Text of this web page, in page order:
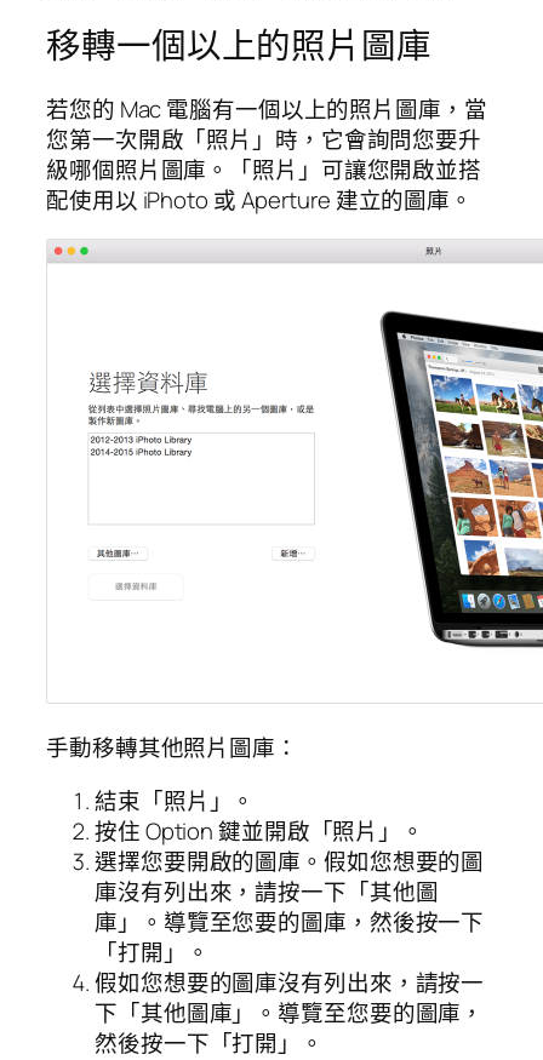
移轉一個以上的照片圖庫
若您的 Mac 電腦有一個以上的照片圖庫，當
您第一次開啟「照片」時，它會詢問您要升
級哪個照片圖庫。「照片」可讓您開啟並搭
配使用以 iPhoto 或 Aperture 建立的圖庫。
手動移轉其他照片圖庫：
結束「照片」。
按住 Option 鍵並開啟「照片」。
選擇您要開啟的圖庫。假如您想要的圖
庫沒有列出來，請按一下「其他圖
庫」。導覽至您要的圖庫，然後按一下
「打開」。
假如您想要的圖庫沒有列出來，請按一
下「其他圖庫」。導覽至您要的圖庫，
然後按一下「打開」。